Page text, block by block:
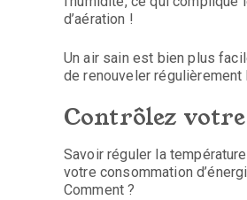
d’aération !
Un air sain est bien plus
de renouveler régulièrement
Contrôlez
Savoir réguler la
votre consommation
Comment ?